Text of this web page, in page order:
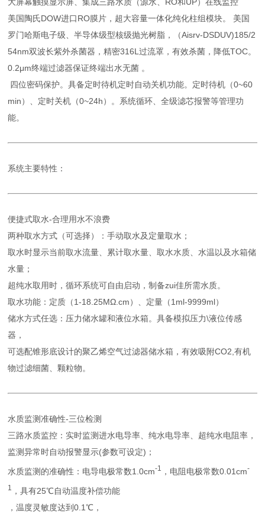
大屏幕触摸显示屏、集成三路水质（源水、RO和UP）在线监控
美国陶氏DOW进口RO膜片，超大容量一体化纯化柱组模块。 美国
罗门哈斯电子级、半导体级型核级抛光树脂，（Aisrv-DSDUV)185/2
54nm双波长紫外杀菌器，精密316L过流罩，有效杀菌，降低TOC。
0.2μm终端过滤器保证终端出水无菌 。
四位密码保护。具备定时待机定时自动关机功能。定时待机（0~60
min）、定时关机（0~24h）。系统循环、全级滤芯报警等管理功
能。
系统主要特性：
便捷式取水-合理用水不浪费
两种取水方式（可选择）：手动取水及定量取水；
取水时显示当前取水流量、累计取水量、取水水质、水温以及水箱储
水量；
超纯水取用时，循环系统可自由启动，制备zui佳所需水质。
取水功能：定质（1-18.25MΩ.cm）、定量（1ml-9999ml）
储水方式任选：压力储水罐和液位水箱。具备模拟压力\液位传感
器，
可选配锥形底设计的聚乙烯空气过滤器储水箱，有效吸附CO2,有机
物过滤细菌、颗粒物。
水质监测准确性-三位检测
三路水质监控：实时监测进水电导率、纯水电导率、超纯水电阻率，
监测异常时自动报警显示(参数可设定)；
水质监测的准确性：电导电极常数1.0cm-1 ，电阻电极常数0.01cm-
1
，具有25℃自动温度补偿功能
，温度灵敏度达到0.1℃，